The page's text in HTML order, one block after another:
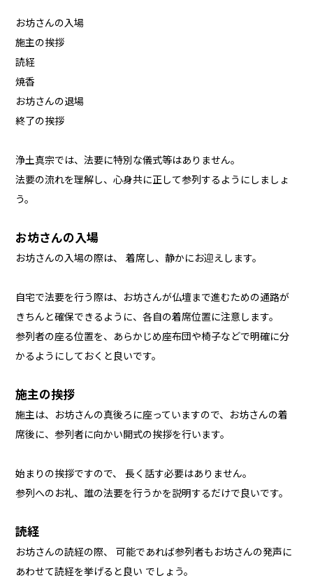
お坊さんの入場
施主の挨拶
読経
焼香
お坊さんの退場
終了の挨拶
浄土真宗では、法要に特別な儀式等はありません。
法要の流れを理解し、心身共に正して参列するようにしましょ
う。
お坊さんの入場
お坊さんの入場の際は、 着席し、静かにお迎えします。
自宅で法要を行う際は、お坊さんが仏壇まで進むための通路が
きちんと確保できるように、各自の着席位置に注意します。
参列者の座る位置を、あらかじめ座布団や椅子などで明確に分
かるようにしておくと良いです。
施主の挨拶
施主は、お坊さんの真後ろに座っていますので、お坊さんの着
席後に、参列者に向かい開式の挨拶を行います。
始まりの挨拶ですので、 長く話す必要はありません。
参列へのお礼、誰の法要を行うかを説明するだけで良いです。
読経
お坊さんの読経の際、 可能であれば参列者もお坊さんの発声に
あわせて読経を挙げると良い でしょう。